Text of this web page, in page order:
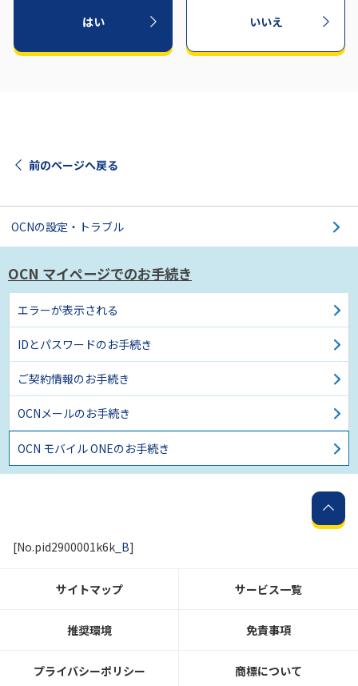
はい いいえ
前のページへ戻る
OCNの設定・トラブル
OCN マイページでのお手続き
エラーが表示される
IDとパスワードのお手続き
ご契約情報のお手続き
OCNメールのお手続き
OCN モバイル ONEのお手続き
[No.pid2900001k6k_ B]
サイトマップ サービス一覧
推奨環境 免責事項
プライバシーポリシー 商標について